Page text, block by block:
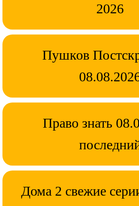
2026
Пушков
Право знать
Дома 2 свежие